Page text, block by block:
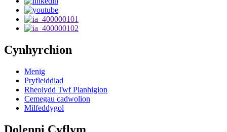
Cynhyrchion
Menig
Pryfleiddiad
Rheolydd Twf Planhigion
Cemegau cadwolion
Milfeddygol
Dolenni Cyflym